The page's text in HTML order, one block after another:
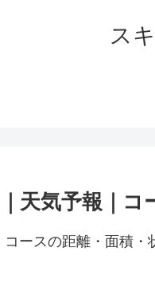
ス
天気予報｜コ
ースの距離・面積